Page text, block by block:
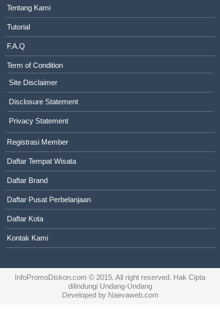
Tentang Kami
Tutorial
F.A.Q
Term of Condition
Site Disclaimer
Disclosure Statement
Privacy Statement
Registrasi Member
Daftar Tempat Wisata
Daftar Brand
Daftar Pusat Perbelanjaan
Daftar Kota
Kontak Kami
InfoPromoDiskon.com © 2015. All right reserved. Hak Cipta
dilindungi Undang-Undang
Developed by Naevaweb.com